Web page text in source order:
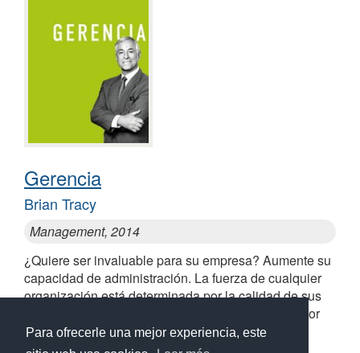
Para ofrecerle una mejor experiencia, este
Gerencia
Brian Tracy
Management, 2014
¿Quiere ser invaluable para su empresa? Aumente su
capacidad de administración. La fuerza de cualquier
organización está determinada por la calidad de sus
gerentes. Lo que hacen y cómo lo hacen es el factor
determinante